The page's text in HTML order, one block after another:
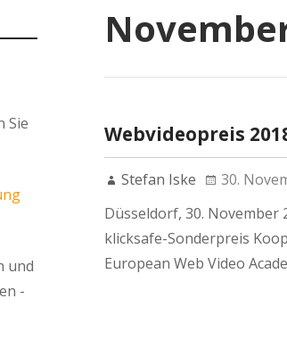
Webvideopreis
Stefan Iske
30.
Düsseldorf, 30. November
klicksafe-Sonderpreis
European Web Video
Sie
und
-